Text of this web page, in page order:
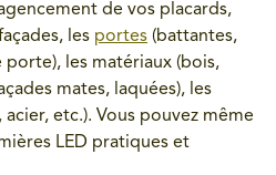
de vos placards,
les portes (battantes,
porte), les matériaux (bois,
mates, laquées), les
etc.). Vous pouvez même
LED pratiques et